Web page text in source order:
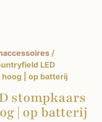
/
LED
| op batterij
stompkaars
| op batterij